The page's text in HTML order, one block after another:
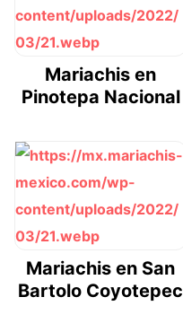
Mariachis en
Pinotepa Nacional
Mariachis en San
Bartolo Coyotepec